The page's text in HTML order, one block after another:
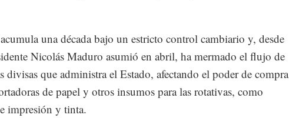
una década bajo un estricto control cambiario y, desde
Nicolás Maduro asumió en abril, ha mermado el flujo de
divisas que administra el Estado, afectando el poder de compra
de papel y otros insumos para las rotativas, como
impresión y tinta.